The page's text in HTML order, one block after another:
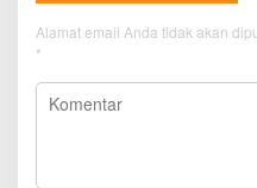
Alamat email Anda tidak akan
*